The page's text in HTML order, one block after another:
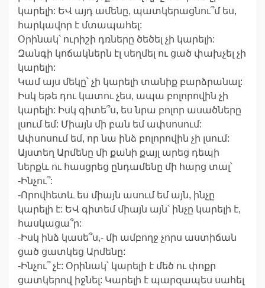
կարելի: ԵՎ այդ ամենը, պատկերացնու՞մ ես,
հարկավոր է մտապահել:
Օրինակ՝ ուրիշի դռները ծեծել չի կարելի:
Զանգի կոճակներն էլ սեղմել ու ցած փախչել չի
կարելի:
Կամ այս մեկը՝ չի կարելի տանիք բարձրանալ:
Իսկ եթե դու կատու չես, ապա բոլորովին չի
կարելի: Իսկ գիտե՞ս, ես նրա բոլոր ասածները
լսում եմ: Միայն մի բան եմ ափսոսում:
Ափսոսում եմ, որ նա ինձ բոլորովին չի լսում:
Այստեղ Արմենը մի քանի քայլ արեց դեպի
ներքև ու հասցրեց ընդամենը մի հարց տալ՝
-Ինչու՞:
-Որովհետև ես միայն ասում եմ այն, ինչը
կարելի է: ԵՎ գիտեմ միայն այն՝ ինչը կարելի է,
հասկացա՞ր:
-Իսկ ինձ կասե՞ս,- մի ամբողջ չորս աստիճան
ցած ցատկեց Արմենը:
-Ինչու՞ չէ: Օրինակ՝ կարելի է մեծ ու փոքր
ցատկերով իջնել: Կարելի է պարզապես սահել